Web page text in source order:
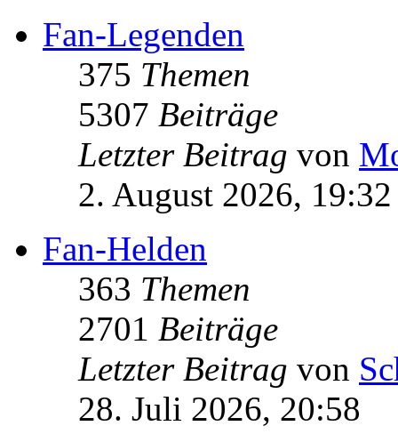
Fan-Legenden
375 Themen
5307 Beiträge
Letzter Beitrag von
2. August 2026, 19:32
Fan-Helden
363 Themen
2701 Beiträge
Letzter Beitrag von
28. Juli 2026, 20:58